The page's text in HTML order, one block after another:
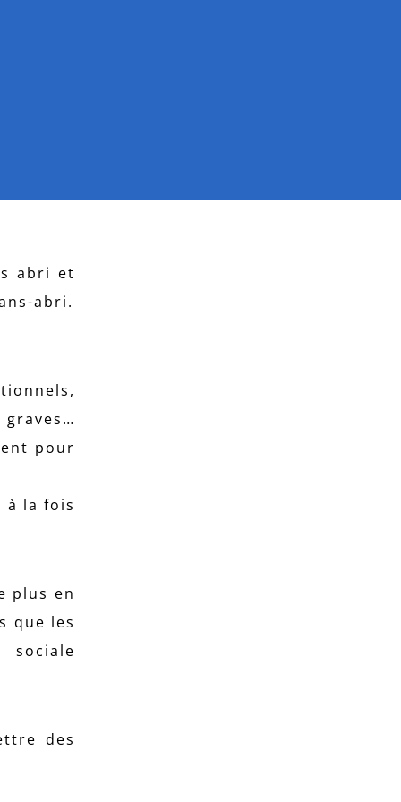
abri et
abri.
pour
à la fois
plus en
que les
sociale
des